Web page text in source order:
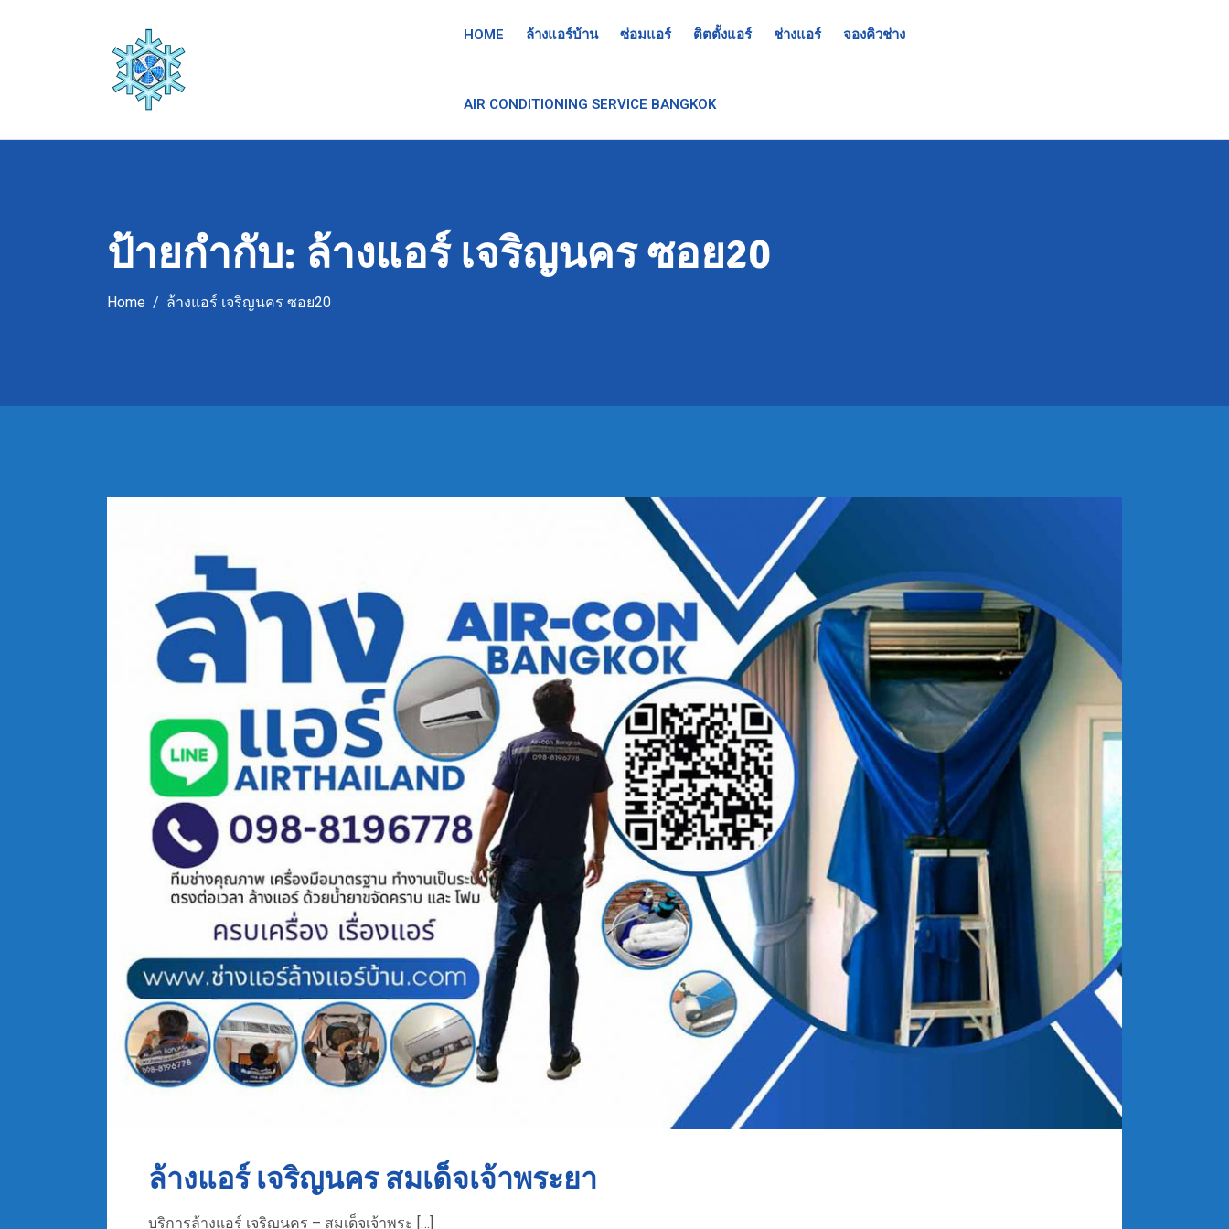
HOME ล้างแอร์บ้าน ซ่อมแอร์ ติตตั้งแอร์ ช่างแอร์ จองคิวช่าง
AIR CONDITIONING SERVICE BANGKOK
ป้ายกำกับ: ล้างแอร์ เจริญนคร ซอย20
Home ล้างแอร์ เจริญนคร ซอย20
ล้างแอร์ เจริญนคร สมเด็จเจ้าพระยา
บริการล้างแอร์ เจริญนคร – สมเด็จเจ้าพระ […]